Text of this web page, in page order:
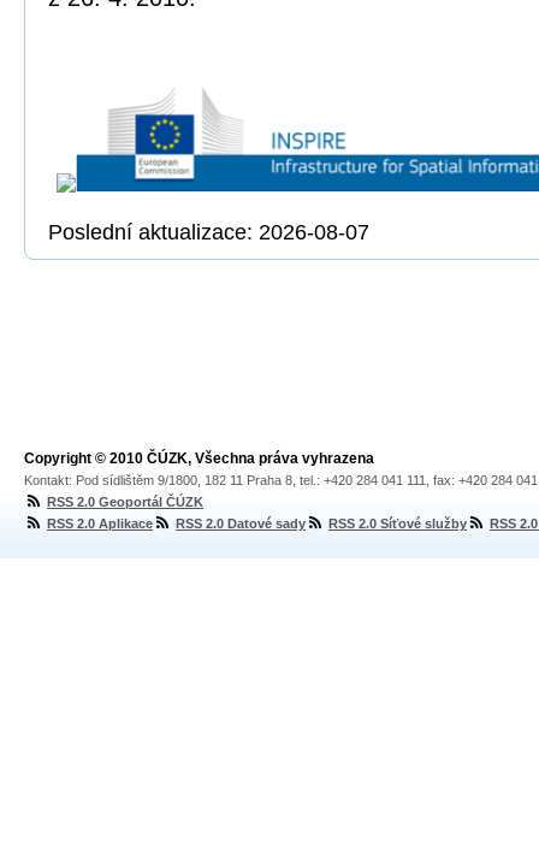
Poslední aktualizace: 2026-08-07
Copyright © 2010 ČÚZK, Všechna práva vyhrazena
Kontakt: Pod sídlištěm 9/1800, 182 11 Praha 8, tel.: +420 284 041 111, fax: +420 284
RSS 2.0 Geoportál ČÚZK
RSS 2.0 Aplikace
RSS 2.0 Datové sady RSS 2.0 Síťové služby RSS